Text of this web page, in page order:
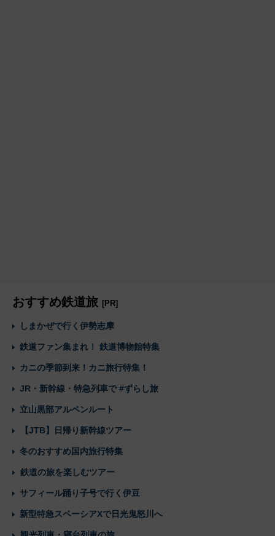
おすすめ鉄道旅 [PR]
しまかぜで行く伊勢志摩
鉄道ファン集まれ！ 鉄道博物館特集
カニの季節到来！カニ旅行特集！
JR・新幹線・特急列車で #ずらし旅
立山黒部アルペンルート
【JTB】日帰り新幹線ツアー
冬のおすすめ国内旅行特集
鉄道の旅を楽しむツアー
サフィール踊り子号で行く伊豆
新型特急スペーシアXで日光鬼怒川へ